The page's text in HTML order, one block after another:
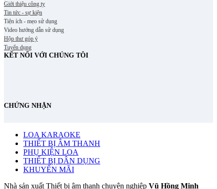
Giới thiệu công ty
Tin tức - sự kiện
Tiện ích - mẹo sử dụng
Video hướng dẫn sử dụng
Hộp thư góp ý
Tuyển dụng
KẾT NỐI VỚI CHÚNG TÔI
CHỨNG NHẬN
LOA KARAOKE
THIẾT BỊ ÂM THANH
PHỤ KIỆN LOA
THIẾT BỊ DÂN DỤNG
KHUYẾN MÃI
Nhà sản xuất Thiết bị âm thanh chuyên nghiệp Vũ Hồng Minh